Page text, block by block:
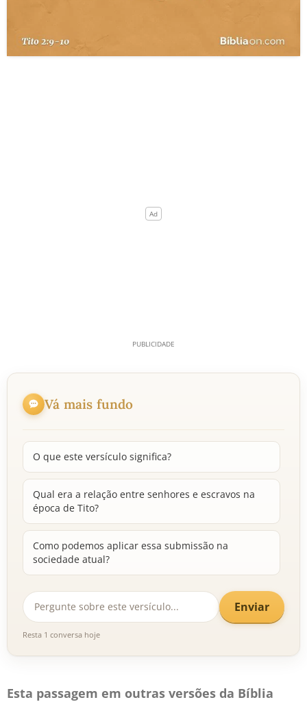
Vá mais fundo
O que este versículo significa?
Qual era a relação entre senhores e escravos na
época de Tito?
Como podemos aplicar essa submissão na
sociedade atual?
Enviar
Resta 1 conversa hoje
Esta passagem em outras versões da Bíblia